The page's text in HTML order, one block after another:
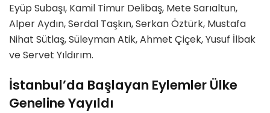
Eyüp Subaşı, Kamil Timur Delibaş, Mete Sarıaltun,
Alper Aydın, Serdal Taşkın, Serkan Öztürk, Mustafa
Nihat Sütlaş, Süleyman Atik, Ahmet Çiçek, Yusuf İlbak
ve Servet Yıldırım.
İstanbul’da Başlayan Eylemler Ülke
Geneline Yayıldı